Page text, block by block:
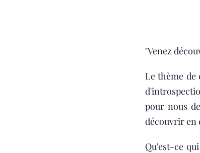
"Venez
Le thème de
pour nous
découvrir en
Qu'est-ce